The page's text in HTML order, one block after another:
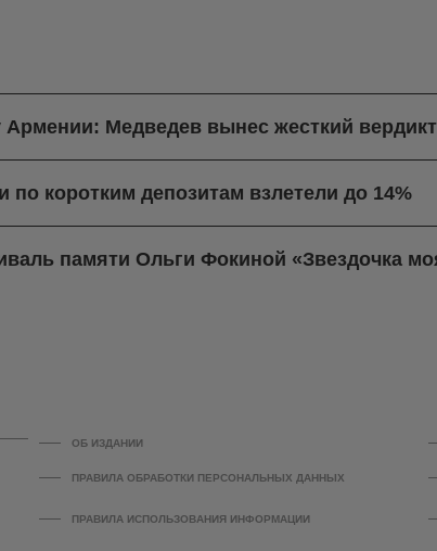
Медведев вынес жесткий
коротким депозитам взлетели до 14%
памяти Ольги Фокиной «Звездочка
ОБ ИЗДАНИИ
ПРАВИЛА ОБРАБОТКИ ПЕРСОНАЛЬНЫХ ДАННЫХ
ПРАВИЛА ИСПОЛЬЗОВАНИЯ ИНФОРМАЦИИ